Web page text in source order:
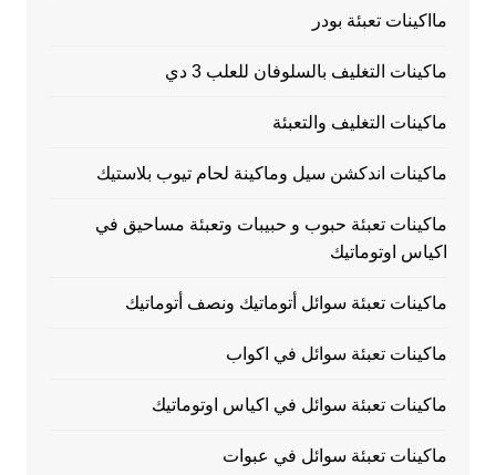
مااكينات تعبئة بودر
ماكينات التغليف بالسلوفان للعلب 3 دي
ماكينات التغليف والتعبئة
ماكينات اندكشن سيل وماكينة لحام تيوب بلاستيك
ماكينات تعبئة حبوب و حبيبات وتعبئة مساحيق في
اكياس اوتوماتيك
ماكينات تعبئة سوائل أتوماتيك ونصف أتوماتيك
ماكينات تعبئة سوائل في اكواب
ماكينات تعبئة سوائل في اكياس اوتوماتيك
ماكينات تعبئة سوائل في عبوات